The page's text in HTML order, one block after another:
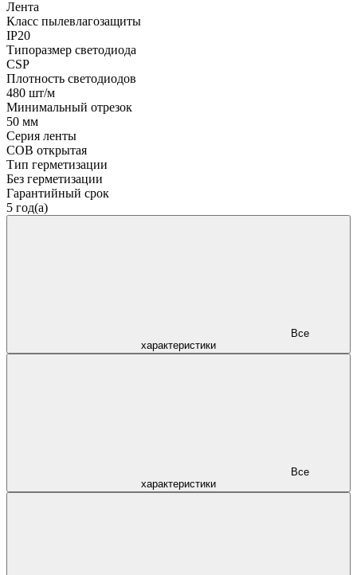
Лента
Класс пылевлагозащиты
IP20
Типоразмер светодиода
CSP
Плотность светодиодов
480 шт/м
Минимальный отрезок
50 мм
Серия ленты
COB открытая
Тип герметизации
Без герметизации
Гарантийный срок
5 год(а)
характеристики
характеристики